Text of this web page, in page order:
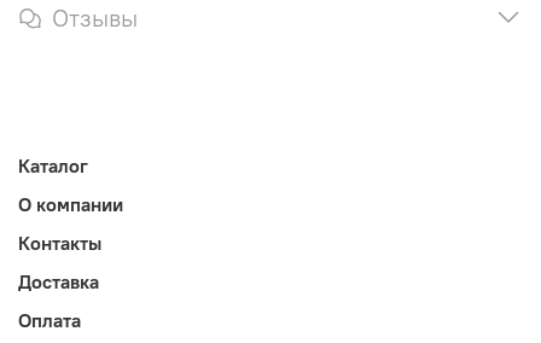
Отзывы
Каталог
О компании
Контакты
Доставка
Оплата